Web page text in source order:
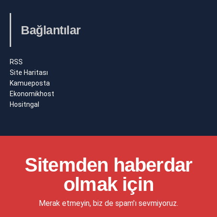
Bağlantılar
RSS
Site Haritası
Kamueposta
Ekonomikhost
Hositngal
Sitemden haberdar
olmak için
Merak etmeyin, biz de spam'ı sevmiyoruz.